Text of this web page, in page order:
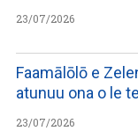
23/07/2026
Faamālōlō e
atunuu ona o le
23/07/2026